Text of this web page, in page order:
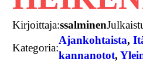
Kirjoittaja:ssalminen
Kategoria:
Ajankohtaista,
kannanotot,